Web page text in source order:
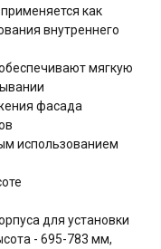
как
внутреннего
мягкую
фасада
использованием
для установки
- 695-783 мм,